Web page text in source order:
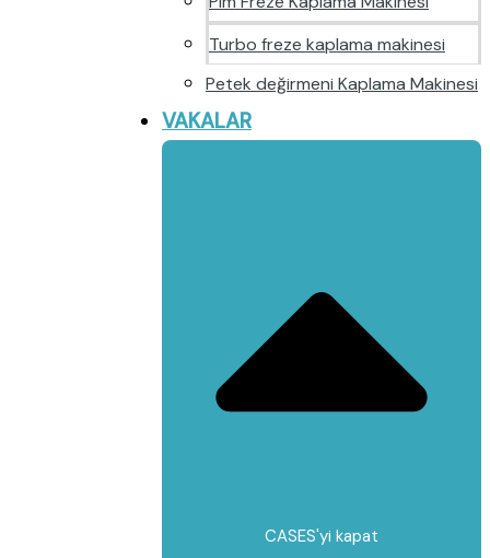
Turbo freze kaplama makinesi
Petek değirmeni Kaplama Makinesi
VAKALAR
CASES'yi kapat